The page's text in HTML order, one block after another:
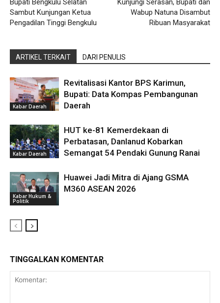
Bupati Bengkulu Selatan
Sambut Kunjungan Ketua
Pengadilan Tinggi Bengkulu
Kunjungi Serasan, Bupati dan
Wabup Natuna Disambut
Ribuan Masyarakat
ARTIKEL TERKAIT DARI PENULIS
Kabar Daerah
Revitalisasi Kantor BPS Karimun,
Bupati: Data Kompas Pembangunan
Daerah
Kabar Daerah
HUT ke-81 Kemerdekaan di
Perbatasan, Danlanud Kobarkan
Semangat 54 Pendaki Gunung Ranai
Kabar Hukum &
Politik
Huawei Jadi Mitra di Ajang GSMA
M360 ASEAN 2026
TINGGALKAN KOMENTAR